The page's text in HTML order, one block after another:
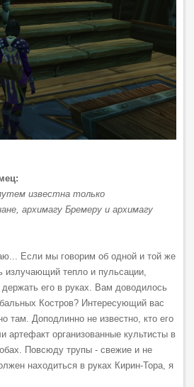
известна только
архимагу Бремеру и архимагу
Если мы говорим об одной и той же
тепло и пульсации,
его в руках. Вам доводилось
Костров? Интересующий вас
там. Доподлинно не известно, кто его
артефакт организованные культисты в
Повсюду трупы - свежие и не
находиться в руках Кирин-Тора, я